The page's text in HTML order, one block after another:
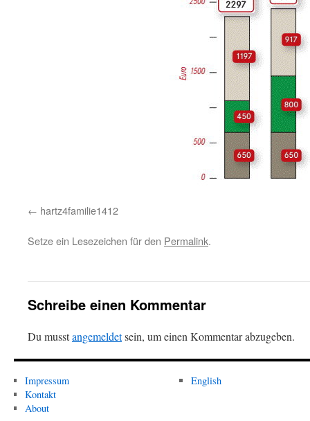
hartz4familie1412
Setze ein Lesezeichen für den Permalink.
Schreibe einen Kommentar
Du musstangemeldetsein, um einen Kommentar abzugeben.
Impressum
Kontakt
About
English